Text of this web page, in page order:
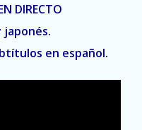
DIRECTO
japonés.
en español.